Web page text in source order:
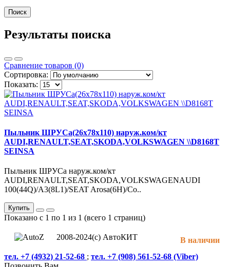
Результаты поиска
Сравнение товаров (0)
Сортировка:
Показать:
Пыльник ШРУСа(26x78x110) наруж.ком/кт
AUDI,RENAULT,SEAT,SKODA,VOLKSWAGEN \\D8168T
SEINSA
Пыльник ШРУСа наруж.ком/кт
AUDI,RENAULT,SEAT,SKODA,VOLKSWAGENAUDI
100(44Q)/A3(8L1)/SEAT Arosa(6H)/Co..
В наличии
Купить
Показано с 1 по 1 из 1 (всего 1 страниц)
2008-2024(c) АвтоКИТ
тел. +7 (4932) 21-52-68 ; тел. +7 (908) 561-52-68 (Viber)